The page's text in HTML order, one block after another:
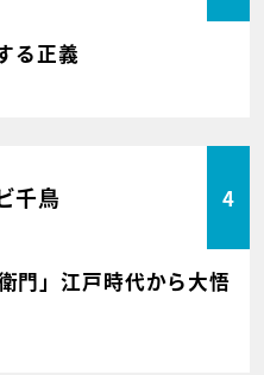
る正義
千鳥 4
門」江戸時代から大悟